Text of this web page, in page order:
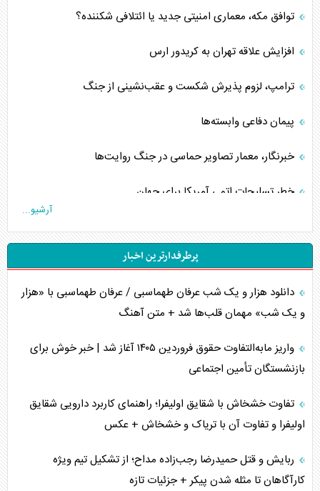
توافق مکه، معماری امنیتی جدید یا ائتلافی شکننده؟
افزایش علاقه تهران به کریدور ارس
ترامپ، لزوم پذیرش شکست و عقب‌نشینی از جنگ
پیمان دفاعی‌ وابسته‌ها
خبرنگار، معمار تصاویر حماسی در جنگ روایت‌ها
خطر تسلیحات اتمی آمریکا برای جهان
چگونه عربستان برابر ایران دچار خطای محاسباتی شد؟
جاده ابریشم فضایی/ نفوذ راهبردی و فرازمینی چین
انصارالله و تثبیت معادله «محاصره برابر محاصره»
مصالحه نافرجام سعودی – اماراتی
محدودیت صادرات نفت عربستان
چگونه مقاومت صحنه جنگ را تغییر می‌دهد؟
آرشیو...
پرطرفدارترین اخبار
دانلود هزار و یک شب عرفان طهماسبی / عرفان طهماسبی با «هزار
و یک شب» مهمان قلب‌ها شد + متن آهنگ
واریز مابه‌التفاوت حقوق فروردین ۱۴۰۵ آغاز شد | خبر خوش برای
بازنشستگان تأمین اجتماعی
تفاوت خشخاش با شقایق اولیفرا؛ راهنمای کاربرد دارویی شقایق
اولیفرا و تفاوت آن با تریاک و خشخاش + عکس
ربایش و قتل حمیدرضا رجب‌زاده مداح؛ از تشکیل تیم ویژه
کارآگاهان تا مثله شدن پیکر + جزئیات تازه